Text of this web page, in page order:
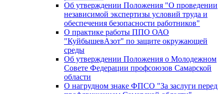
Об утверждении Положения "О проведении
независимой экспертизы условий труда и
обеспечения безопасности работников"
О практике работы ППО ОАО
"КуйбышевАзот" по защите окружающей
среды
Об утверждении Положения о Молодежном
Совете Федерации профсоюзов Самарской
области
О нагрудном знаке ФПСО "За заслуги перед